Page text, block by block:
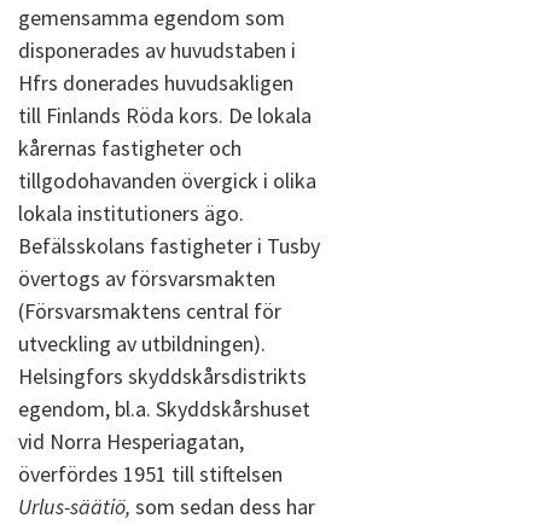
gemensamma egendom som
disponerades av huvudstaben i
Hfrs donerades huvudsakligen
till Finlands Röda kors. De lokala
kårernas fastigheter och
tillgodohavanden övergick i olika
lokala institutioners ägo.
Befälsskolans fastigheter i Tusby
övertogs av försvarsmakten
(Försvarsmaktens central för
utveckling av utbildningen).
Helsingfors skyddskårsdistrikts
egendom, bl.a. Skyddskårshuset
vid Norra Hesperiagatan,
överfördes 1951 till stiftelsen
Urlus-säätiö, som sedan dess har